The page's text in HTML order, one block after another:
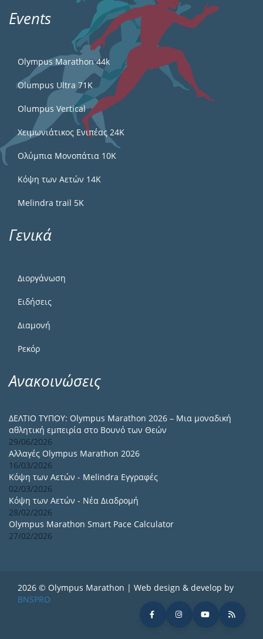
Events
Olympus Marathon 44k
Olumpus Ultra 71K
Olumpus Vertical
Χειμωνιάτικος Ενιπέας 24Κ
Ολύμπια Μονοπάτια 10Κ
Κόψη των Αετών 14Κ
Melindra trail 5Κ
Γενικά
Διοργάνωση
Ειδήσεις
Διαμονή
Ρεκόρ
Ανακοινώσεις
ΔΕΛΤΙΟ ΤΥΠΟΥ: Olympus Marathon 2026 – Μια μοναδική
αθλητική εμπειρία στο Βουνό των Θεών
29/06/2026
Αλλαγές Olympus Marathon 2026
16/03/2026
Κόψη των Αετών - Melindra Εγγραφές
02/03/2026
Κόψη των Αετών - Νέα Διαδρομή
28/02/2026
Olympus Marathon Smart Pace Calculator
27/02/2026
2026 © Olympus Marathon | Web design & develop by
BNSPRO